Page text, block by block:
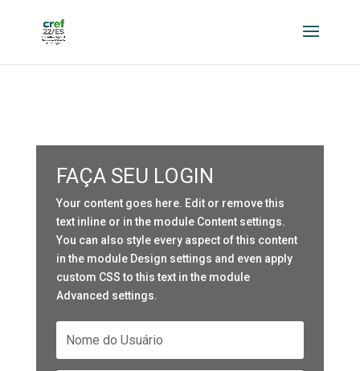
FAÇA SEU LOGIN
Your content goes here. Edit or remove this
text inline or in the module Content settings.
You can also style every aspect of this content
in the module Design settings and even apply
custom CSS to this text in the module
Advanced settings.